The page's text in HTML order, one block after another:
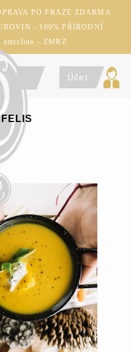
PO PRAZE ZDARMA
- 100% PŘÍRODNÍ
– ZMRZ
Účet